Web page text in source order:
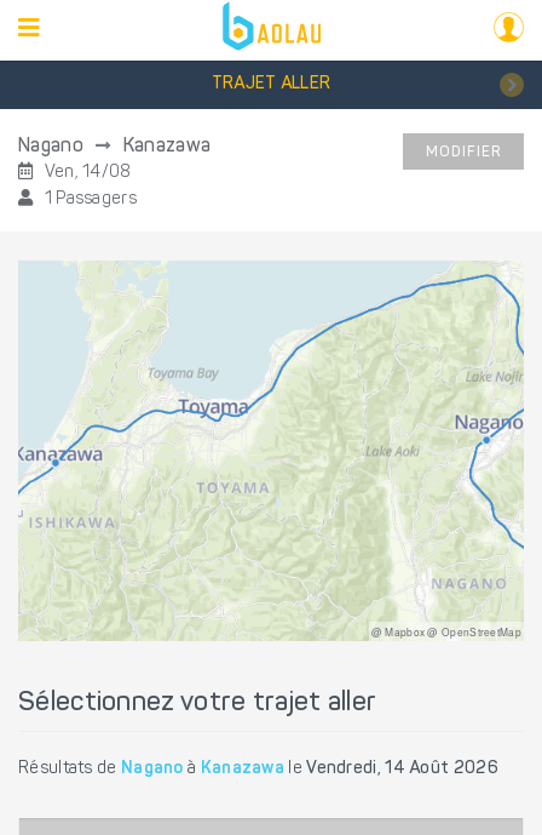
TRAJET ALLER
Nagano Kanazawa
Ven, 14/08
1 Passagers
MODIFIER
@ Mapbox @ OpenStreetMap
Sélectionnez votre trajet aller
Résultats de Nagano à Kanazawa leVendredi, 14 Août 2026